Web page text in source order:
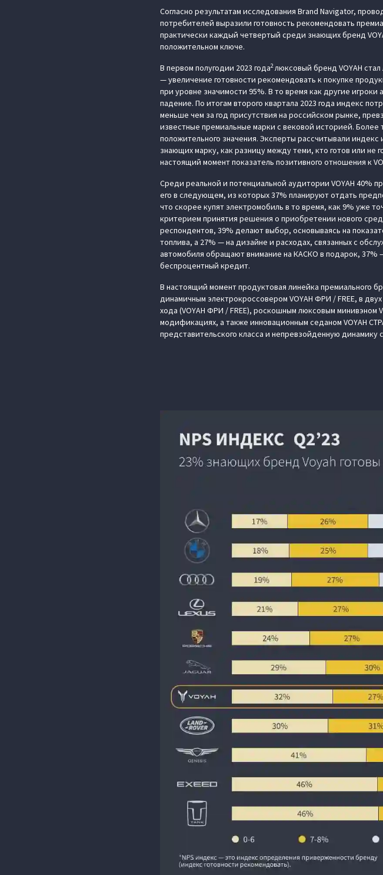
Согласно результатам исследования Brand Navigator,
потребителей выразили готовность рекомендовать
практически каждый четвертый среди знающих бренд
положительном ключе.
В первом полугодии 2023 года2люксовый бренд VOYAH
— увеличение готовности рекомендовать к покупке
при уровне значимости 95%. В то время как другие
падение. По итогам второго квартала 2023 года индекс
меньше чем за год присутствия на российском рынке,
известные премиальные марки с вековой историей. Более
положительного значения. Эксперты рассчитывали
знающих марку, как разницу между теми, кто готов или не
настоящий момент показатель позитивного отношения к
Среди реальной и потенциальной аудитории VOYAH 40%
его в следующем, из которых 37% планируют отдать
что скорее купят электромобиль в то время, как 9% уже
критерием принятия решения о приобретении нового
респондентов, 39% делают выбор, основываясь на
топлива, а 27% — на дизайне и расходах, связанных с
автомобиля обращают внимание на КАСКО в подарок, 37%
беспроцентный кредит.
В настоящий момент продуктовая линейка премиального
динамичным электрокроссовером VOYAH ФРИ / FREE, в
хода (VOYAH ФРИ / FREE), роскошным люксовым минивэном
модификациях, а также инновационным седаном VOYAH
представительского класса и непревзойденную динамику